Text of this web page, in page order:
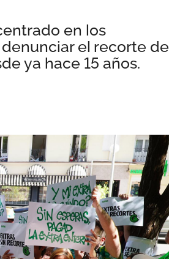
en los
el recorte de
ya hace 15 años.